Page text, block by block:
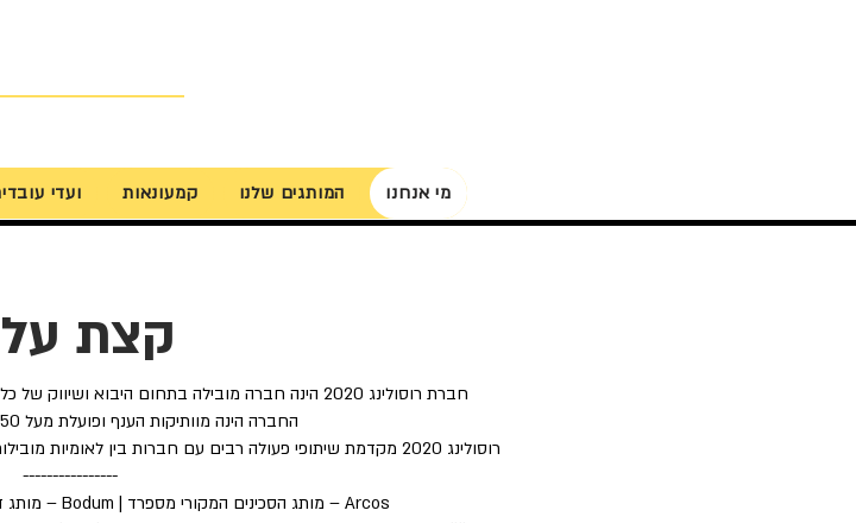
מי אנחנו המותגים שלנו קמעונאות ועדי
קצת
חברת רוסולינג 2020 הינה חברה מובילה בתחום היבוא ושיווק של כלי מטבח איכותיים לקהל המוסדי, הפרטי והמאורגן.
החברה הינה מוותיקות הענף ופועלת מעל 50 שנה החל משנת 1969.
רוסולינג 2020 מקדמת שיתופי פעולה רבים עם חברות בין לאומיות מובילות בתחום ומפיצה בין היתר באופן בלעדי את המותגים:
----------------
Arcos – מותג הסכינים המקורי מספרד | Bodum – מותג דני בין לאומי המתמחה בעולם הקפה